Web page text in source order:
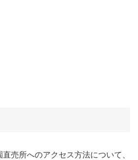
売所へのアクセス方法について、